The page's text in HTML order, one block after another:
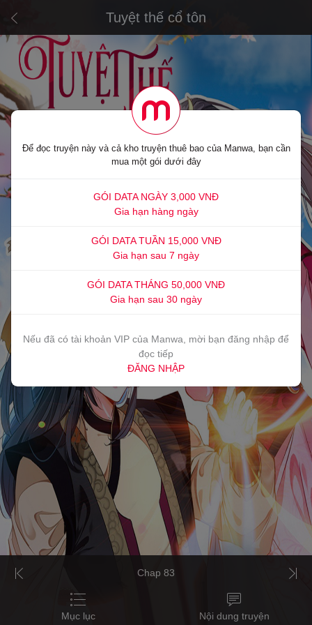
Tuyệt thế cổ tôn
Chap 83
Mục lục Nội dung truyện
Để đọc truyện này và cả kho truyện thuê bao của Manwa, bạn cần
mua một gói dưới đây
GÓI DATA NGÀY 3,000 VNĐ
Gia hạn hàng ngày
GÓI DATA TUẦN 15,000 VNĐ
Gia hạn sau 7 ngày
GÓI DATA THÁNG 50,000 VNĐ
Gia hạn sau 30 ngày
Nếu đã có tài khoản VIP của Manwa, mời bạn đăng nhập để
đọc tiếp
ĐĂNG NHẬP